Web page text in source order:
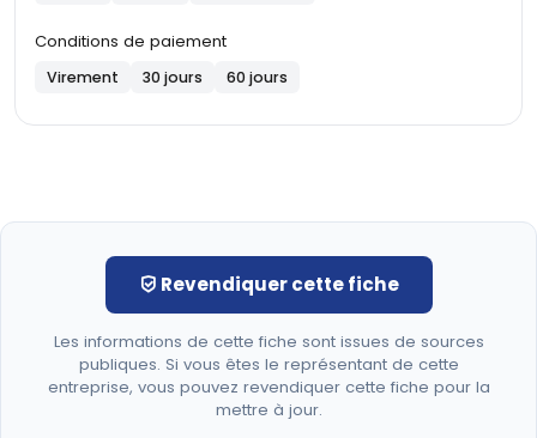
Conditions de paiement
Virement 30 jours 60 jours
Revendiquer cette fiche
Les informations de cette fiche sont issues de sources
publiques. Si vous êtes le représentant de cette
entreprise, vous pouvez revendiquer cette fiche pour la
mettre à jour.